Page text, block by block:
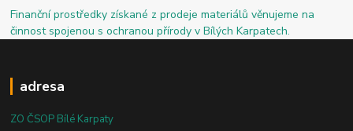
Finanční prostředky získané z prodeje materiálů věnujeme na
činnost spojenou s ochranou přírody v Bílých Karpatech.
adresa
ZO ČSOP Bílé Karpaty